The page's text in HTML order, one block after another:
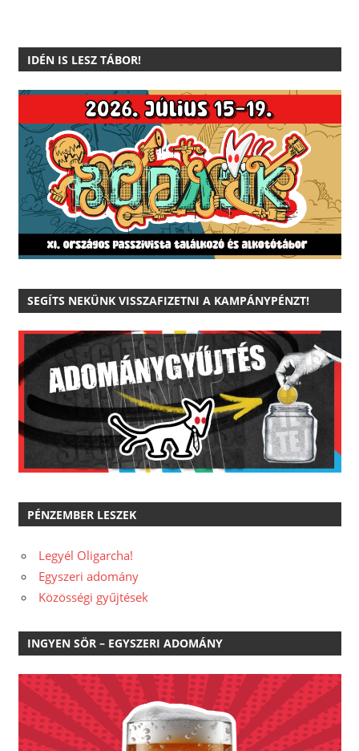
IDÉN IS LESZ TÁBOR!
SEGÍTS NEKÜNK VISSZAFIZETNI A KAMPÁNYPÉNZT!
PÉNZEMBER LESZEK
Legyél Oligarcha!
Egyszeri adomány
Közösségi gyűjtések
INGYEN SÖR – EGYSZERI ADOMÁNY